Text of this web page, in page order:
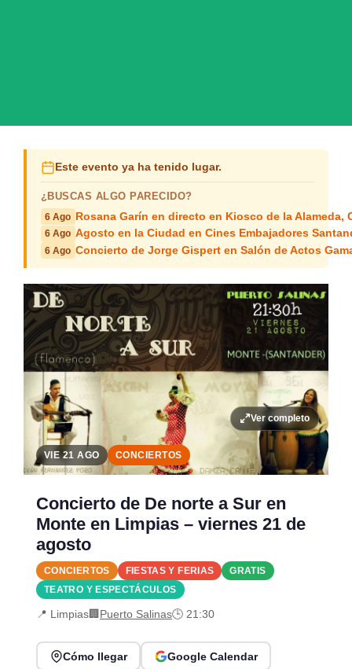
Este evento ya ha tenido lugar.
¿BUSCAS ALGO PARECIDO?
6 Ago Rosana Garín en directo en Kiosco de la Alameda,
6 Ago Agosto en la Ciudad en Cines Embajadores
6 Ago Concierto de Jorge Gispert en Salón de Actos
Ver completo
VIE 21 AGO CONCIERTOS
Concierto de De norte a Sur en
Monte en Limpias – viernes 21 de
agosto
CONCIERTOS FIESTAS Y FERIAS
GRATIS
TEATRO Y ESPECTÁCULOS
📍 Limpias🏢 Puerto Salinas🕒 21:30
Cómo llegar Google Calendar